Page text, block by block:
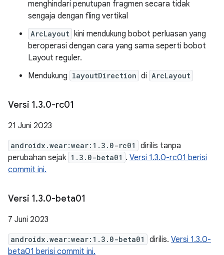
menghindari penutupan fragmen secara tidak
sengaja dengan fling vertikal
ArcLayout kini mendukung bobot perluasan yang
beroperasi dengan cara yang sama seperti bobot
Layout reguler.
Mendukung layoutDirection di ArcLayout
Versi 1.3.0-rc01
21 Juni 2023
androidx.wear:wear:1.3.0-rc01
dirilis tanpa
perubahan sejak 1.3.0-beta01 . Versi 1.3.0-rc01 berisi
commit ini.
Versi 1.3.0-beta01
7 Juni 2023
androidx.wear:wear:1.3.0-beta01 dirilis. Versi 1.3.0-
beta01 berisi commit ini.